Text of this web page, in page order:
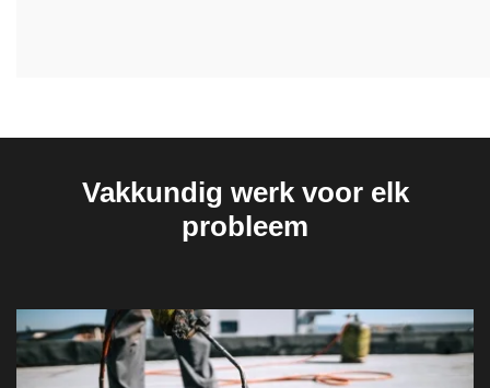
Vakkundig werk voor elk
probleem